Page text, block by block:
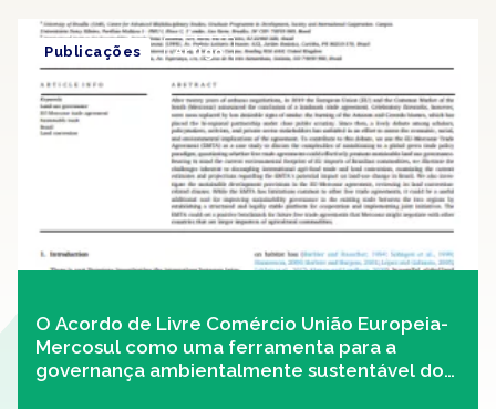
O Acordo de Livre Comércio União Europeia-
Mercosul como uma ferramenta para a
governança ambientalmente sustentável do
Publicações Artigo